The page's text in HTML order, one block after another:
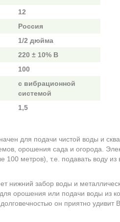
12
Россия
1/2 дюйма
220 ± 10% В
100
с вибрационной
системой
1,5
для подачи чистой воды и
орошения сада и огорода.
100 метров), т.е. подавать воду
нижний забор воды и
орошения или подачи воды из
он приятно